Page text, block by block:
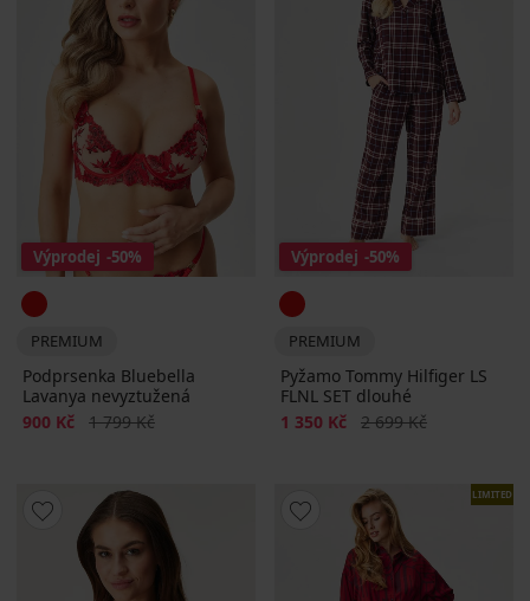
Výprodej -50%
PREMIUM
Podprsenka Bluebella
Lavanya nevyztužená
Sleva
900 Kč Původní cena
1 799 Kč
Výprodej -50%
PREMIUM
Pyžamo Tommy Hilfiger LS
FLNL SET dlouhé
Sleva
1 350 Kč Původní cena
2 699 Kč
LIMITED